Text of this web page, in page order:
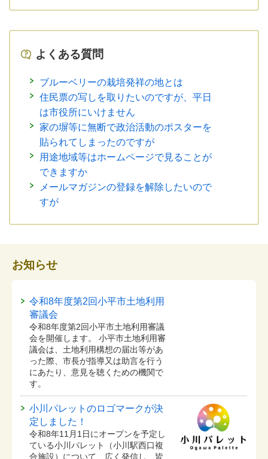
よくある質問
ブルーベリーの栽培発祥の地とは
住民票の写しを取りたいのですが、平日
は市役所にいけません
家の塀等に無断で政治活動のポスターを
貼られてしまったのですが
用途地域等はホームページで見ることが
できますか
メールマガジンの登録を解除したいので
すが
お知らせ
令和8年度第2回小平市土地利用
審議会
令和8年度第2回小平市土地利用審議
会を開催します。 小平市土地利用審
議会は、土地利用構想の届出等があ
った際、市長が指導又は助言を行う
にあたり、意見を聴くための機関で
す。
小川パレットのロゴマークが決
定しました！
令和8年11月1日にオープンを予定し
ている⼩川パレット（小川駅西口複
合施設）について、広く発信し、皆